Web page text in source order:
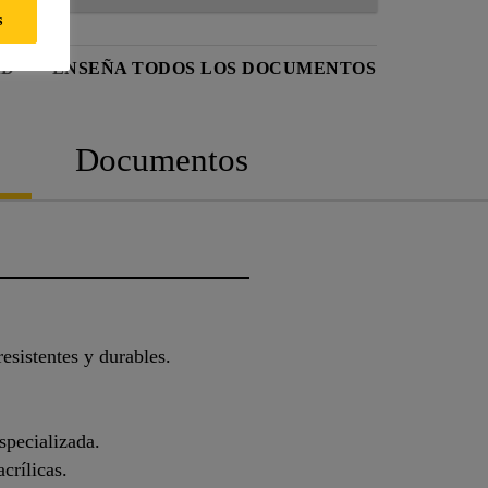
ENSEÑA TODOS LOS DOCUMENTOS
Documentos
y durables.